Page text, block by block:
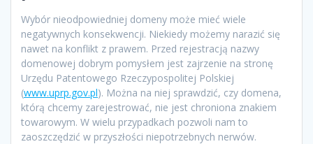
Wybór nieodpowiedniej domeny może mieć wiele
negatywnych konsekwencji. Niekiedy możemy narazić się
nawet na konflikt z prawem. Przed rejestracją nazwy
domenowej dobrym pomysłem jest zajrzenie na stronę
Urzędu Patentowego Rzeczypospolitej Polskiej
(www.uprp.gov.pl). Można na niej sprawdzić, czy domena,
którą chcemy zarejestrować, nie jest chroniona znakiem
towarowym. W wielu przypadkach pozwoli nam to
zaoszczędzić w przyszłości niepotrzebnych nerwów.